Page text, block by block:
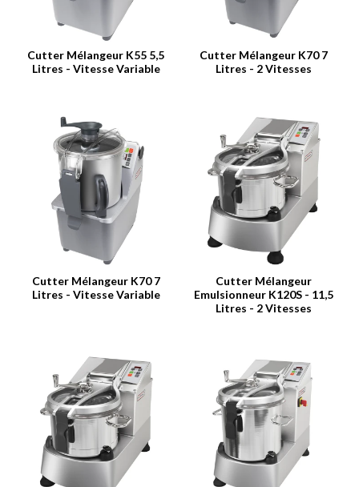
Cutter Mélangeur K55 5,5
Litres - Vitesse Variable
Cutter Mélangeur K70 7
Litres - 2 Vitesses
Cutter Mélangeur K70 7
Litres - Vitesse Variable
Cutter Mélangeur
Emulsionneur K120S - 11,5
Litres - 2 Vitesses